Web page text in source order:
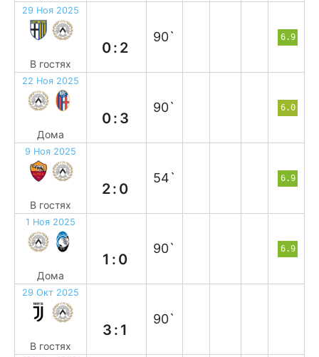
29 Ноя 2025
В гостях
0:2
90` 6.9
22 Ноя 2025
Дома
0:3
90` 6.0
9 Ноя 2025
В гостях
2:0
54` 6.9
1 Ноя 2025
Дома
1:0
90` 6.9
29 Окт 2025
В гостях
3:1
90`